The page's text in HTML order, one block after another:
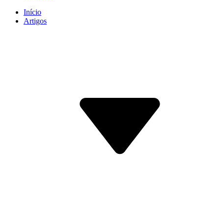
Início
Artigos